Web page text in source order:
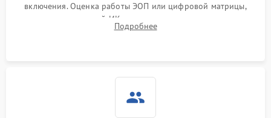
включения. Оценка работы ЭОП или цифровой матрицы,
проверка встроенной ИК-подсветки и механизма выверки
прицельной сетки. Выявление видимых дефектов оптики и
Подробнее